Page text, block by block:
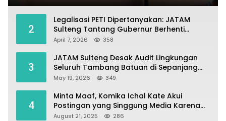
2
Legalisasi PETI Dipertanyakan: JATAM
Sulteng Tantang Gubernur Berhenti
Andalkan Tambang dan Selamatkan
April 7, 2026 358
3
JATAM Sulteng Desak Audit Lingkungan
Seluruh Tambang Batuan di Sepanjang
Pesisir Palu–Donggala
May 19, 2026 349
4
Minta Maaf, Komika Ichal Kate Akui
Postingan yang Singgung Media Karena
Emosi
August 21, 2025 286